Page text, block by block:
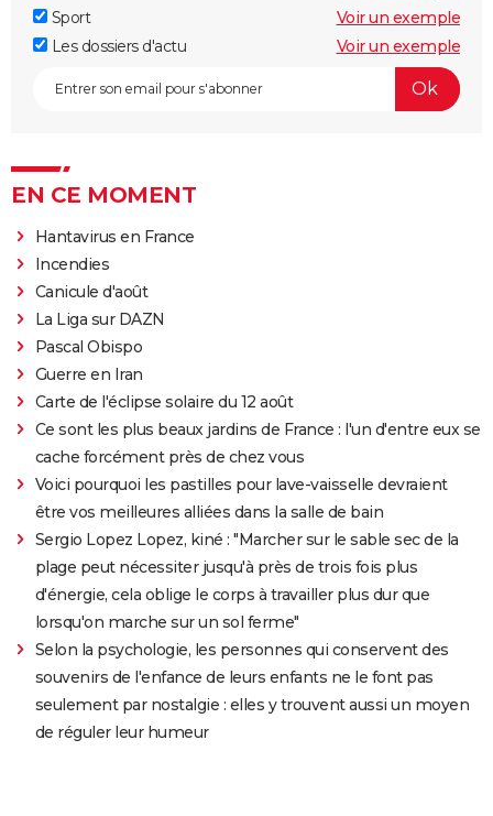
Sport
Voir un exemple
Les dossiers d'actu
Voir un exemple
EN CE MOMENT
Hantavirus en France
Incendies
Canicule d'août
La Liga sur DAZN
Pascal Obispo
Guerre en Iran
Carte de l'éclipse solaire du 12 août
Ce sont les plus beaux jardins de France : l'un d'entre eux se
cache forcément près de chez vous
Voici pourquoi les pastilles pour lave-vaisselle devraient
être vos meilleures alliées dans la salle de bain
Sergio Lopez Lopez, kiné : "Marcher sur le sable sec de la
plage peut nécessiter jusqu'à près de trois fois plus
d'énergie, cela oblige le corps à travailler plus dur que
lorsqu'on marche sur un sol ferme"
Selon la psychologie, les personnes qui conservent des
souvenirs de l'enfance de leurs enfants ne le font pas
seulement par nostalgie : elles y trouvent aussi un moyen
de réguler leur humeur